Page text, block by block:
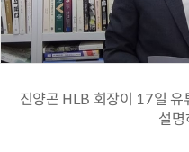
진양곤 HLB 회장이 17일 유
설명